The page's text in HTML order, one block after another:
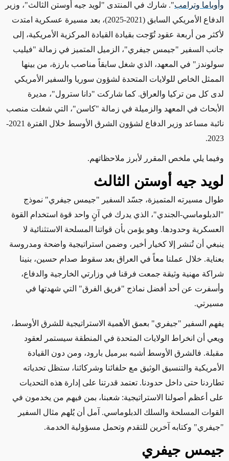
وأوباما وترامب". شارك في المنتدى "لويد جيه أوستن الثالث"، وزير
الدفاع الأمريكي السابق (2021-2025)، بعد مسيرة عسكرية امتدت
لأكثر من أربعة عقود تُوّجت بقيادة القيادة المركزية الأمريكية، إلى
جانب السفير "جيمس جيفري"، الزميل المتميز في زمالة "فيليب
سولوندز" في المعهد، الذي شغل سابقاً مناصب بارزة، من بينها
الممثل الخاص للولايات المتحدة لشؤون سوريا والسفير الأمريكي
لدى كل من تركيا والعراق. كما شاركت "دانا سترول"، مديرة
الأبحاث في المعهد والزميلة في زمالة "كاسن"، التي شغلت منصب
نائبة مساعد وزير الدفاع لشؤون الشرق الأوسط خلال الفترة 2021-
2023
.
وفيما يلي ملخص المقرر لأبرز ملاحظاتهم.
لويد جيه أوستن الثالث
طوال مسيرته المتميزة، جسّد السفير "جيمس جيفري" نموذج
"الدبلوماسي-الجندي"، الذي يدرك في آنٍ واحد قوة استخدام القوة
العسكرية وحدودها. وهو يؤمن بأن قواتنا المسلحة الاستثنائية لا
ينبغي أن تُنشر إلا كخيار أخير، وضمن استراتيجية واضحة ومدروسة
بعناية. خلال عملنا معاً في العراق بعد سقوط صدام حسين، بنينا
شراكة مهنية وثيقة جمعت فرقنا في وزارتي الخارجية والدفاع،
وأسفرت عن أحد أفضل نماذج "فريق الفرق" التي شهدتها في
مسيرتي.
يفهم السفير "جيفري" بعمق الأهمية الاستراتيجية للشرق الأوسط،
ويعي أن انخراط الولايات المتحدة في المنطقة سيستمر لعقود
مقبلة. فالشرق الأوسط أشبه ببرميل بارود، ومن دون القيادة
الأمريكية والتنسيق الوثيق مع حلفائنا وشركائنا، ستظل تحدياته
تطاردنا حتى داخل حدودنا. تعتمد قدرتنا على إدارة هذه التحديات
على أعظم أصولنا الاستراتيجية: شعبنا، بمن فيهم من يخدمون في
القوات المسلحة والسلك الدبلوماسي. آمل أن يُلهم مثال السفير
"جيفري" وكتابه آخرين للتقدم وتحمل مسؤولية الخدمة.
جيمس جيفري